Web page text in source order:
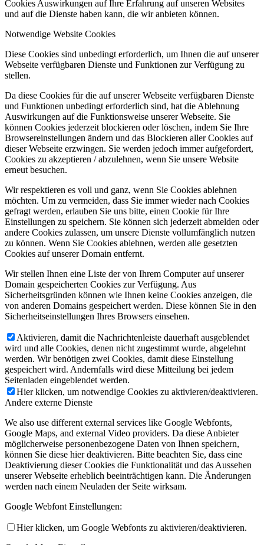
Cookies Auswirkungen auf Ihre Erfahrung auf unseren Websites
und auf die Dienste haben kann, die wir anbieten können.
Notwendige Website Cookies
Diese Cookies sind unbedingt erforderlich, um Ihnen die auf unserer
Webseite verfügbaren Dienste und Funktionen zur Verfügung zu
stellen.
Da diese Cookies für die auf unserer Webseite verfügbaren Dienste
und Funktionen unbedingt erforderlich sind, hat die Ablehnung
Auswirkungen auf die Funktionsweise unserer Webseite. Sie
können Cookies jederzeit blockieren oder löschen, indem Sie Ihre
Browsereinstellungen ändern und das Blockieren aller Cookies auf
dieser Webseite erzwingen. Sie werden jedoch immer aufgefordert,
Cookies zu akzeptieren / abzulehnen, wenn Sie unsere Website
erneut besuchen.
Wir respektieren es voll und ganz, wenn Sie Cookies ablehnen
möchten. Um zu vermeiden, dass Sie immer wieder nach Cookies
gefragt werden, erlauben Sie uns bitte, einen Cookie für Ihre
Einstellungen zu speichern. Sie können sich jederzeit abmelden oder
andere Cookies zulassen, um unsere Dienste vollumfänglich nutzen
zu können. Wenn Sie Cookies ablehnen, werden alle gesetzten
Cookies auf unserer Domain entfernt.
Wir stellen Ihnen eine Liste der von Ihrem Computer auf unserer
Domain gespeicherten Cookies zur Verfügung. Aus
Sicherheitsgründen können wie Ihnen keine Cookies anzeigen, die
von anderen Domains gespeichert werden. Diese können Sie in den
Sicherheitseinstellungen Ihres Browsers einsehen.
Aktivieren, damit die Nachrichtenleiste dauerhaft ausgeblendet
wird und alle Cookies, denen nicht zugestimmt wurde, abgelehnt
werden. Wir benötigen zwei Cookies, damit diese Einstellung
gespeichert wird. Andernfalls wird diese Mitteilung bei jedem
Seitenladen eingeblendet werden.
Hier klicken, um notwendige Cookies zu aktivieren/deaktivieren.
Andere externe Dienste
We also use different external services like Google Webfonts,
Google Maps, and external Video providers. Da diese Anbieter
möglicherweise personenbezogene Daten von Ihnen speichern,
können Sie diese hier deaktivieren. Bitte beachten Sie, dass eine
Deaktivierung dieser Cookies die Funktionalität und das Aussehen
unserer Webseite erheblich beeinträchtigen kann. Die Änderungen
werden nach einem Neuladen der Seite wirksam.
Google Webfont Einstellungen:
Hier klicken, um Google Webfonts zu aktivieren/deaktivieren.